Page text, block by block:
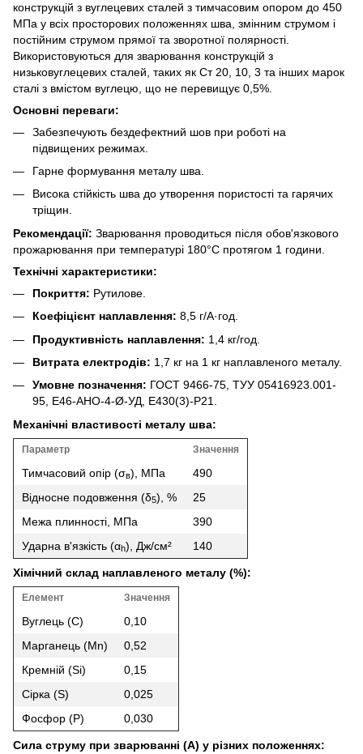
конструкцій з вуглецевих сталей з тимчасовим опором до 450
МПа у всіх просторових положеннях шва, змінним струмом і
постійним струмом прямої та зворотної полярності.
Використовуються для зварювання конструкцій з
низьковуглецевих сталей, таких як Ст 20, 10, 3 та інших марок
сталі з вмістом вуглецю, що не перевищує 0,5%.
Основні переваги:
Забезпечують бездефектний шов при роботі на
підвищених режимах.
Гарне формування металу шва.
Висока стійкість шва до утворення пористості та гарячих
тріщин.
Рекомендації: Зварювання проводиться після обов'язкового
прожарювання при температурі 180°C протягом 1 години.
Технічні характеристики:
Покриття: Рутилове.
Коефіцієнт наплавлення: 8,5 г/А·год.
Продуктивність наплавлення: 1,4 кг/год.
Витрата електродів: 1,7 кг на 1 кг наплавленого металу.
Умовне позначення: ГОСТ 9466-75, ТУУ 05416923.001-
95, Е46-АНО-4-Ø-УД, Е430(3)-Р21.
Механічні властивості металу шва:
Параметр Значення
Тимчасовий опір (σв), МПа
490
Відносне подовження (δ5), %
25
Межа плинності, МПа
390
Ударна в'язкість (αh), Дж/см² 140
Хімічний склад наплавленого металу (%):
Елемент Значення
Вуглець (C)
0,10
Марганець (Mn)
0,52
Кремній (Si)
0,15
Сірка (S)
0,025
Фосфор (P)
0,030
Сила струму при зварюванні (A) у різних положеннях: